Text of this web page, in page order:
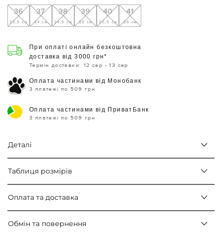
36
23,5 см
37
24 см
38
24,5 см
39
25 см
40
25,5 см
41
26 см
При оплаті онлайн безкоштовна
доставка від 3000 грн*
Термін доставки: 12 сер - 13 сер
Оплата частинами від Монобанк
3 платежі по 509 грн
Оплата частинами від ПриватБанк
3 платежі по 509 грн
Деталі
Таблиця розмірів
Оплата та доставка
Обмін та повернення